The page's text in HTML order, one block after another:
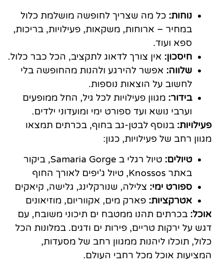
נוחות: כל מה שצריך לחופשה מושלמת כלול
במחיר – ארוחות, משקאות, פעילויות, בריכות,
ספא ועוד.
חיסכון: אין צורך לדאוג לתקציב, הכל כבר כלול.
שלווה: אפשר להירגע ולהנות מהחופשה בלי
לחשוב על הוצאות נוספות.
בידור: מגוון פעילויות לכל גיל, החל ממופעים
וערבי נושא ועד ספורט ימי ומועדוני ילדים.
פעילויות: בנוסף לבטן-גב בחוף, בכרתים תמצאו
מגוון רחב של פעילויות, כגון:
טיולים:
טיול רגלי ב Samaria Gorge, ביקור
באתר Knossos, טיול ג'יפים לאורך החוף
ספורט ימי: צלילה, שנורקלינג, גלישה, קיאקים
אטרקציות: פארק מים, אקווריום, מוזיאונים
אוכל: בכרתים תהנו ממטבח ים תיכוני משובח, עם
דגש על ירקות טריים, פירות ים ודגים. במלונות הכל
כלול, תוכלו ליהנות ממגוון רחב של מסעדות,
המציעות אוכל מכל רחבי העולם.